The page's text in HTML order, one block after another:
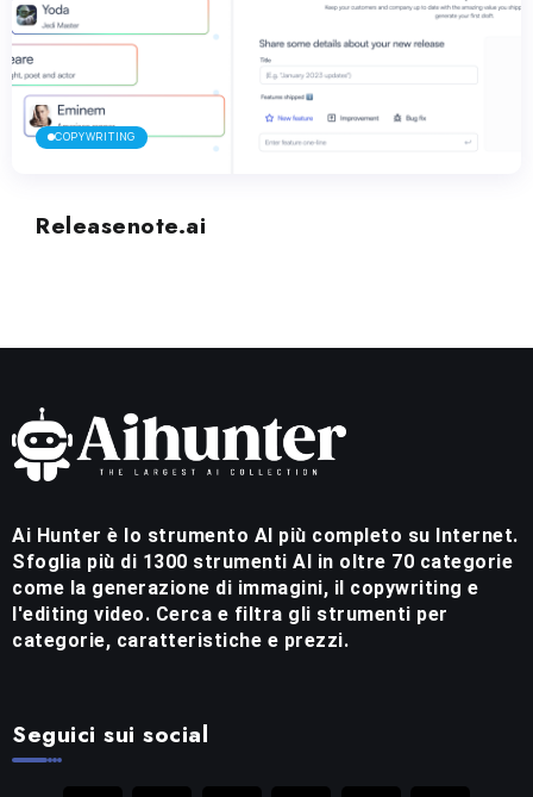
COPYWRITING
Releasenote.ai
Ai Hunter è lo strumento AI più completo su Internet.
Sfoglia più di 1300 strumenti AI in oltre 70 categorie
come la generazione di immagini, il copywriting e
l'editing video. Cerca e filtra gli strumenti per
categorie, caratteristiche e prezzi.
Seguici sui social